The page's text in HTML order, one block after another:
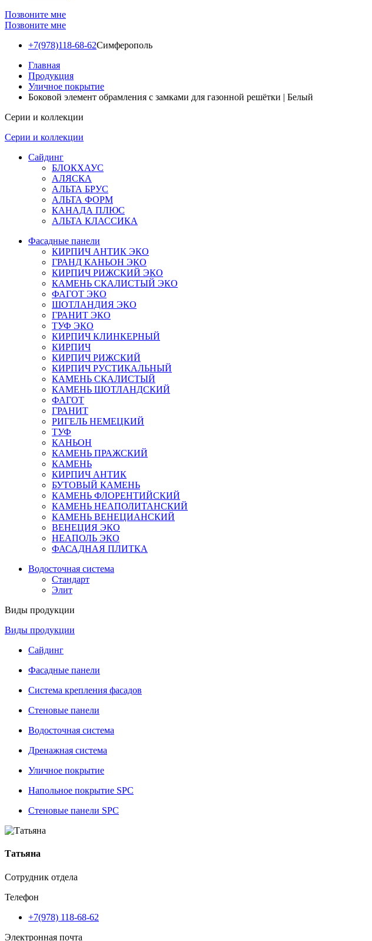
Позвоните мне
Позвоните мне
+7(978)118-68-62Симферополь
Главная
Продукция
Уличное покрытие
Боковой элемент обрамления с замками для газонной решётки | Белый
Серии и коллекции
Серии и коллекции
Сайдинг
БЛОКХАУС
АЛЯСКА
АЛЬТА БРУС
АЛЬТА ФОРМ
КАНАДА ПЛЮС
АЛЬТА КЛАССИКА
Фасадные панели
КИРПИЧ АНТИК ЭКО
ГРАНД КАНЬОН ЭКО
КИРПИЧ РИЖСКИЙ ЭКО
КАМЕНЬ СКАЛИСТЫЙ ЭКО
ФАГОТ ЭКО
ШОТЛАНДИЯ ЭКО
ГРАНИТ ЭКО
ТУФ ЭКО
КИРПИЧ КЛИНКЕРНЫЙ
КИРПИЧ
КИРПИЧ РИЖСКИЙ
КИРПИЧ РУСТИКАЛЬНЫЙ
КАМЕНЬ СКАЛИСТЫЙ
КАМЕНЬ ШОТЛАНДСКИЙ
ФАГОТ
ГРАНИТ
РИГЕЛЬ НЕМЕЦКИЙ
ТУФ
КАНЬОН
КАМЕНЬ ПРАЖСКИЙ
КАМЕНЬ
КИРПИЧ АНТИК
БУТОВЫЙ КАМЕНЬ
КАМЕНЬ ФЛОРЕНТИЙСКИЙ
КАМЕНЬ НЕАПОЛИТАНСКИЙ
КАМЕНЬ ВЕНЕЦИАНСКИЙ
ВЕНЕЦИЯ ЭКО
НЕАПОЛЬ ЭКО
ФАСАДНАЯ ПЛИТКА
Водосточная система
Стандарт
Элит
Виды продукции
Виды продукции
Сайдинг
Фасадные панели
Система крепления фасадов
Стеновые панели
Водосточная система
Дренажная система
Уличное покрытие
Напольное покрытие SPC
Стеновые панели SPC
Татьяна
Сотрудник отдела
Телефон
+7(978) 118-68-62
Электронная почта